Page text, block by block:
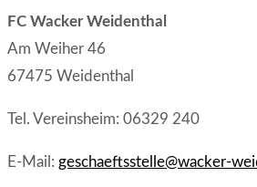
FC Wacker Weidenthal
Am Weiher 46
67475 Weidenthal
Tel. Vereinsheim: 06329 240
E-Mail: geschaeftsstelle@wacker-